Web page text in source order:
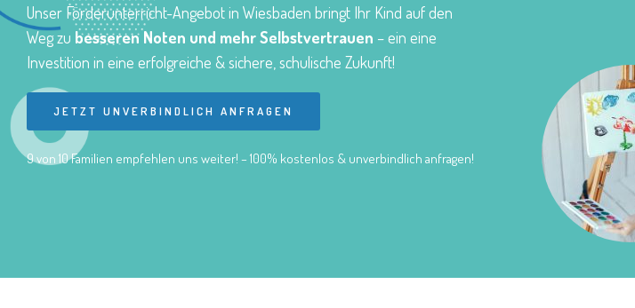
Unser Förderunterricht-Angebot in Wiesbaden bringt Ihr Kind auf den
Weg zu besseren Noten und mehr Selbstvertrauen – ein eine
Investition in eine erfolgreiche & sichere, schulische Zukunft!
JETZT UNVERBINDLICH ANFRAGEN
9 von 10 Familien empfehlen uns weiter! – 100% kostenlos & unverbindlich anfragen!